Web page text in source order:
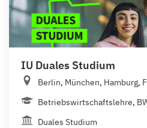
IU Duales Studium
Berlin, München, Hamburg,
Betriebswirtschaftslehre,
Duales Studium